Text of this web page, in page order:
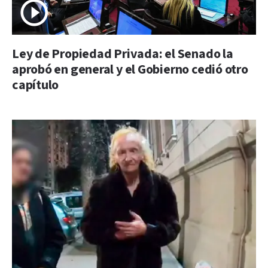
Ley de Propiedad Privada: el Senado la
aprobó en general y el Gobierno cedió otro
capítulo